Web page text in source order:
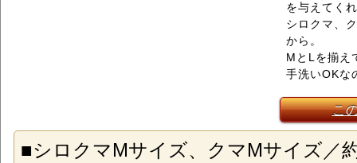
を与えてく
シロクマ、
から。
MとLを揃え
手洗いOKな
こ
■シロクマMサイズ、クマMサイズ／